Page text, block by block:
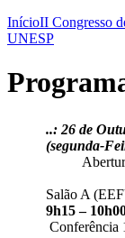
InícioII Congresso
UNESP
..: 26 de
(segunda-
Salão A
9h15 –
Conferência